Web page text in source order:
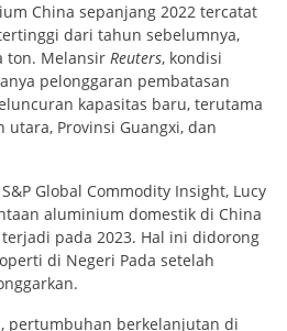
China sepanjang 2022 tercatat
dari tahun sebelumnya,
ton. Melansir Reuters, kondisi
pelonggaran pembatasan
kapasitas baru, terutama
Provinsi Guangxi, dan
Global Commodity Insight, Lucy
aluminium domestik di China
pada 2023. Hal ini didorong
di Negeri Pada setelah
pertumbuhan berkelanjutan di